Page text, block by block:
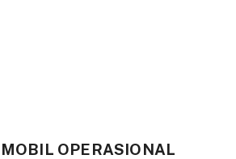
MOBIL OPERASIONAL